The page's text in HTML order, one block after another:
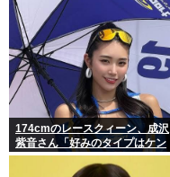
174cmのレースクィーン、成沢
紫音さん「好みのタイプはケン
モメン」